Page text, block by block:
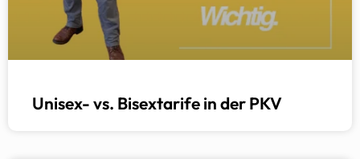
Unisex- vs. Bisextarife in der PKV